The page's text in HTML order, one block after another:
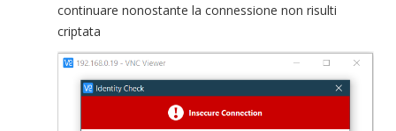
continuare nonostante la connessione non risulti
criptata